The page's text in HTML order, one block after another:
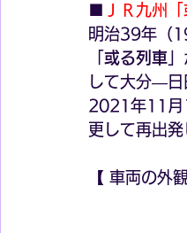
■
ＪＲ九州
明治39年（
或る列車
して大分―日
2021年11月
更して再出発
【 車両の外観